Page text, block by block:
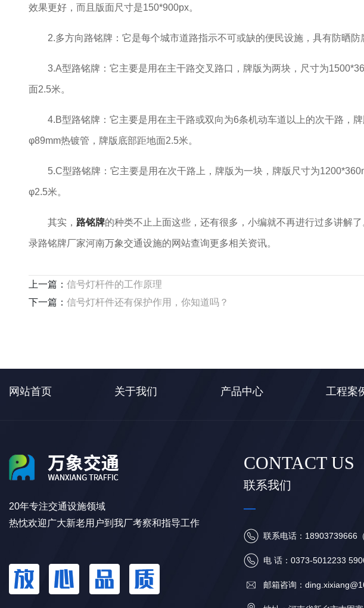
效果更好，而且版面尺寸是150*900px。
2.多方向路铭牌：它是每个城市道路指示不可或缺的便民设施，具有防晒
3.A型路铭牌：它主要是用在主干路交叉路口，牌版为两块，尺寸为
面2.5米。
4.B型路铭牌：它主要是用在主干路或双向为6条机动车道以上的次干路，
φ89mm热镀管，牌版底部距地面2.5米。
5.C型路铭牌：它主要是用在次干路上，牌版为一块，牌版尺寸为
φ2.5米。
其实， 路铭牌的种类不止上面这些，还有很多，小编就不再进行过多讲解
录路铭牌厂家河南万象交通设施的网站查询更多相关资讯。
上一篇： 信号灯杆件的工作原理
下一篇： 信号灯杆件还有保护作用，你知道吗？
网站首页 关于我们 产品中心 工程案
20年专注交通设施领域
热忱欢迎广大新老用户到我厂考察和指导工作
CONTACT US
联系我们
联系电话： 18903739666
电 话：0373-5012233
邮箱咨询：